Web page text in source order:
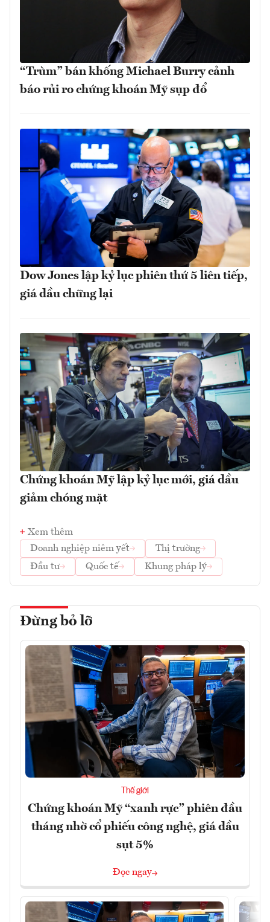
“Trùm” bán khống Michael Burry cảnh
báo rủi ro chứng khoán Mỹ sụp đổ
Dow Jones lập kỷ lục phiên thứ 5 liên tiếp,
giá dầu chững lại
Chứng khoán Mỹ lập kỷ lục mới, giá dầu
giảm chóng mặt
Xem thêm
Doanh nghiệp niêm yết
Thị trường
Đầu tư
Quốc tế Khung pháp lý
Đừng bỏ lỡ
Thế giới
Chứng khoán Mỹ “xanh rực” phiên đầu
tháng nhờ cổ phiếu công nghệ, giá dầu
sụt 5%
Đọc ngay